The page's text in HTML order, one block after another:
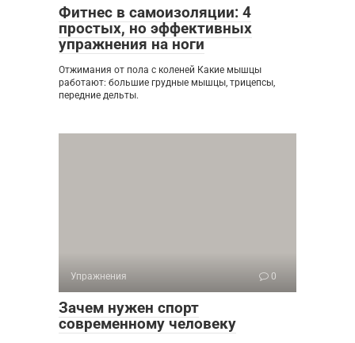
Фитнес в самоизоляции: 4
простых, но эффективных
упражнения на ноги
Отжимания от пола с коленей Какие мышцы
работают: большие грудные мышцы, трицепсы,
передние дельты.
Упражнения 0
Зачем нужен спорт
современному человеку